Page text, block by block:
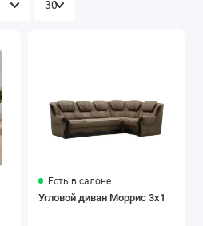
Есть в салоне
Угловой диван Моррис 3x1